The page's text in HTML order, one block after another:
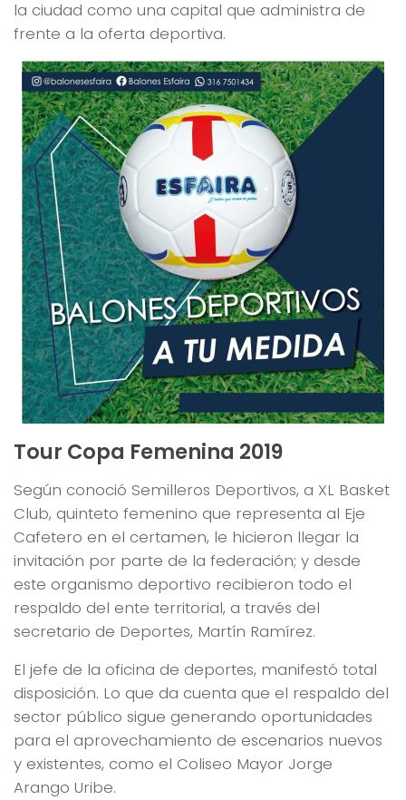
la ciudad como una capital que administra de
frente a la oferta deportiva.
Tour Copa Femenina 2019
Según conoció Semilleros Deportivos, a XL Basket
Club, quinteto femenino que representa al Eje
Cafetero en el certamen, le hicieron llegar la
invitación por parte de la federación; y desde
este organismo deportivo recibieron todo el
respaldo del ente territorial, a través del
secretario de Deportes, Martín Ramírez.
El jefe de la oficina de deportes, manifestó total
disposición. Lo que da cuenta que el respaldo del
sector público sigue generando oportunidades
para el aprovechamiento de escenarios nuevos
y existentes, como el Coliseo Mayor Jorge
Arango Uribe.